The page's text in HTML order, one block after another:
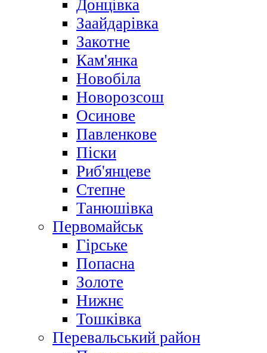
Донцівка
Заайдарівка
Закотне
Кам'янка
Новобіла
Новорозсош
Осинове
Павленкове
Піски
Риб'янцеве
Степне
Танюшівка
Первомайськ
Гірське
Попасна
Золоте
Нижнє
Тошківка
Перевальський район